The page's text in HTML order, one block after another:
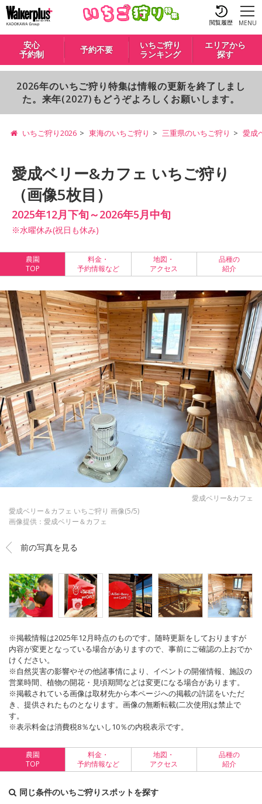
閲覧履歴 MENU
安心
予約制
予約不要
いちご狩り
ランキング
エリアから
探す
2026年のいちご狩り特集は情報の更新を終了しまし
た。来年(2027)もどうぞよろしくお願いします。
いちご狩り2026 東海のいちご狩り 三重県のいちご狩り 愛成
愛成ベリー&カフェ いちご狩り
（画像5枚目）
2025年12月下旬～2026年5月中旬
※水曜休み(祝日も休み)
農園
TOP
料金・
予約情報など
地図・
アクセス
品種の
紹介
愛成ベリー&カフェ
愛成ベリー＆カフェ いちご狩り 画像(5/5)
画像提供：愛成ベリー＆カフェ
前の写真を見る
※掲載情報は2025年12月時点のものです。随時更新をしておりますが
内容が変更となっている場合がありますので、事前にご確認の上おでか
けください。
※自然災害の影響やその他諸事情により、イベントの開催情報、施設の
営業時間、植物の開花・見頃期間などは変更になる場合があります。
※掲載されている画像は取材先から本ページへの掲載の許諾をいただ
き、提供されたものとなります。画像の無断転載(二次使用)は禁止で
す。
※表示料金は消費税8％ないし10％の内税表示です。
農園
TOP
料金・
予約情報など
地図・
アクセス
品種の
紹介
同じ条件のいちご狩りスポットを探す